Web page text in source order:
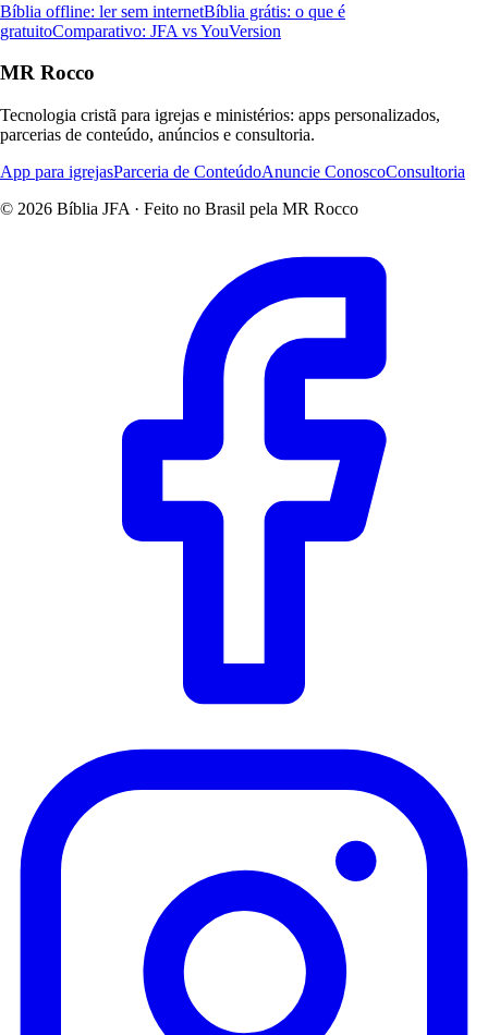
Bíblia offline: ler sem internetBíblia grátis: o que é
gratuitoComparativo: JFA vs YouVersion
MR Rocco
Tecnologia cristã para igrejas e ministérios: apps personalizados,
parcerias de conteúdo, anúncios e consultoria.
App para igrejasParceria de ConteúdoAnuncie ConoscoConsultoria
© 2026 Bíblia JFA · Feito no Brasil pela MR Rocco